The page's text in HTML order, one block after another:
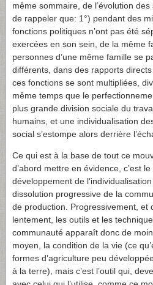
même sommaire, de l’évolution
de rappeler que: 1°) pendant des
fonctions politiques n’ont pas été
exercées en son sein, de la même
personnes d’une même famille se
différents, dans des rapports
ces fonctions se sont multipliées,
même temps que le
plus grande division sociale du
humains, et une individualisation
social s’estompe alors derrière
Ce qui est à la base de tout ce
d’abord mettre en évidence, c’est
développement de
dissolution progressive de la
de production. Progressivement, et
lentement, les outils et les
communauté apparaît donc de
moyen, la condition de la vie (ce
formes d’agriculture peu
à la terre), mais c’est l’outil qui,